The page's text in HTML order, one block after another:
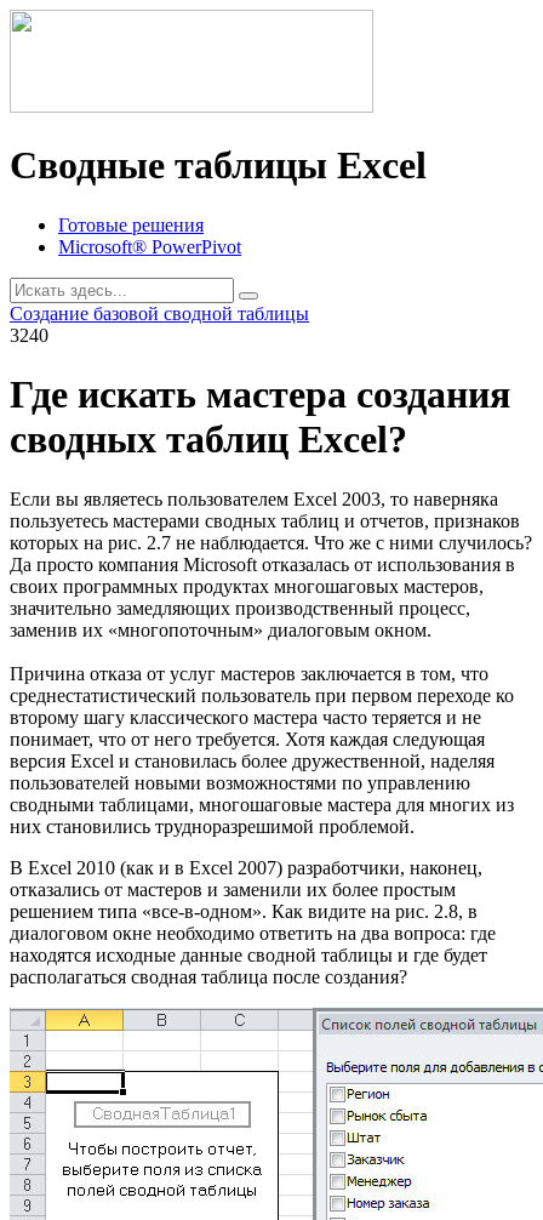
Сводные таблицы Excel
Готовые решения
Microsoft® PowerPivot
Создание базовой сводной таблицы
3240
Где искать мастера создания
сводных таблиц Excel?
Если вы являетесь пользователем Excel 2003, то наверняка
пользуетесь мастерами сводных таблиц и отчетов, признаков
которых на рис. 2.7 не наблюдается. Что же с ними случилось?
Да просто компания Microsoft отказалась от использования в
своих программных продуктах многошаговых мастеров,
значительно замедляющих производственный процесс,
заменив их «многопоточным» диалоговым окном.
Причина отказа от услуг мастеров заключается в том, что
среднестатистический пользователь при первом переходе ко
второму шагу классического мастера часто теряется и не
понимает, что от него требуется. Хотя каждая следующая
версия Excel и становилась более дружественной, наделяя
пользователей новыми возможностями по управлению
сводными таблицами, многошаговые мастера для многих из
них становились трудноразрешимой проблемой.
В Excel 2010 (как и в Excel 2007) разработчики, наконец,
отказались от мастеров и заменили их более простым
решением типа «все-в-одном». Как видите на рис. 2.8, в
диалоговом окне необходимо ответить на два вопроса: где
находятся исходные данные сводной таблицы и где будет
располагаться сводная таблица после создания?